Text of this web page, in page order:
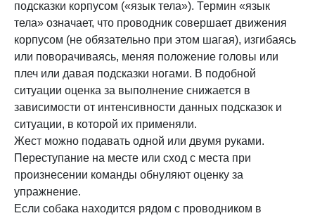
подсказки корпусом («язык тела»). Термин «язык
тела» означает, что проводник совершает движения
корпусом (не обязательно при этом шагая), изгибаясь
или поворачиваясь, меняя положение головы или
плеч или давая подсказки ногами. В подобной
ситуации оценка за выполнение снижается в
зависимости от интенсивности данных подсказок и
ситуации, в которой их применяли.
Жест можно подавать одной или двумя руками.
Переступание на месте или сход с места при
произнесении команды обнуляют оценку за
упражнение.
Если собака находится рядом с проводником в